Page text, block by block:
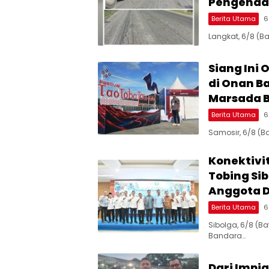
Berita Utama
Langkat, 6/8
Siang Ini
di Onan
Marsada
Berita Utama
Samosir, 6/8
Tobing
Anggota
Berita Utama
Sibolga, 6/8
Bandara…